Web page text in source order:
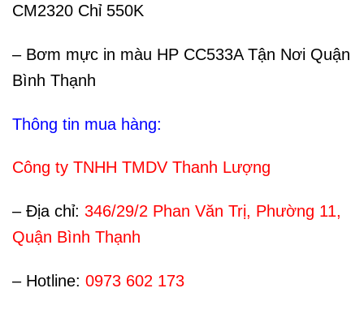
CM2320 Chỉ 550K
– Bơm mực in màu HP CC533A Tận Nơi Quận
Bình Thạnh
Thông tin mua hàng:
Công ty TNHH TMDV Thanh Lượng
– Địa chỉ: 346/29/2 Phan Văn Trị, Phường 11,
Quận Bình Thạnh
– Hotline: 0973 602 173